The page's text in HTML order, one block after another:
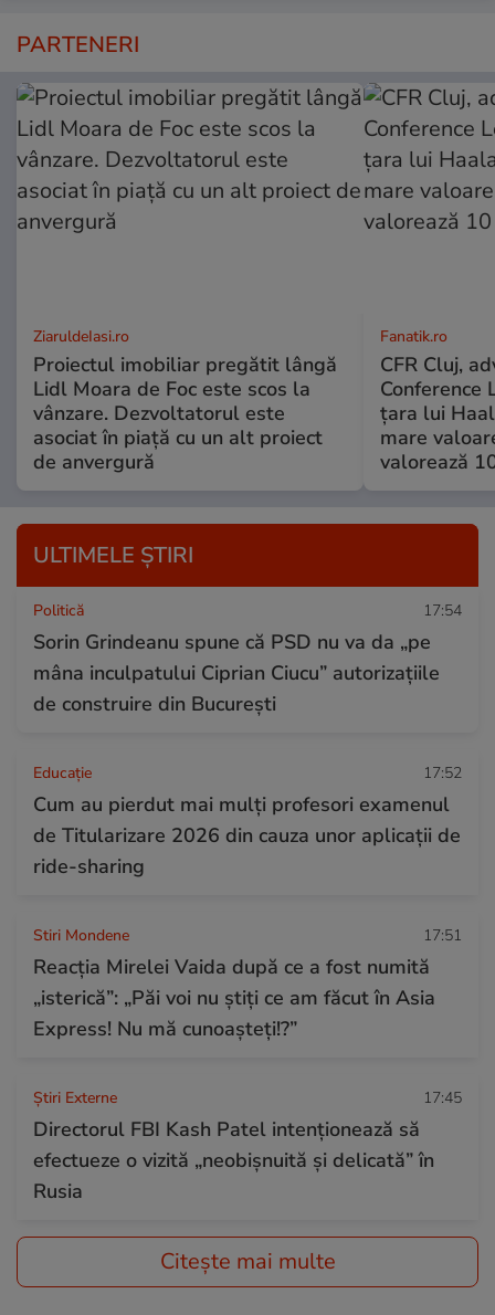
PARTENERI
ZiaruldeIasi.ro
Proiectul imobiliar pregătit lângă
Lidl Moara de Foc este scos la
vânzare. Dezvoltatorul este
asociat în piață cu un alt proiect
de anvergură
Fanatik.ro
CFR Cluj,
Conference
țara lui
mare
valorează
ULTIMELE ȘTIRI
Politică 17:54
Sorin Grindeanu spune că PSD nu va da „pe
mâna inculpatului Ciprian Ciucu” autorizațiile
de construire din București
Educație 17:52
Cum au pierdut mai mulți profesori examenul
de Titularizare 2026 din cauza unor aplicații de
ride-sharing
Stiri Mondene 17:51
Reacția Mirelei Vaida după ce a fost numită
„isterică”: „Păi voi nu știți ce am făcut în Asia
Express! Nu mă cunoașteți!?”
Știri Externe 17:45
Directorul FBI Kash Patel intenționează să
efectueze o vizită „neobișnuită și delicată” în
Rusia
Citește mai multe